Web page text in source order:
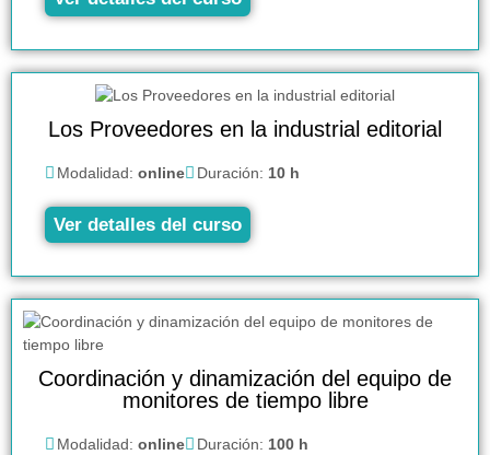
Los Proveedores en la industrial editorial
Modalidad: online Duración: 10 h
Ver detalles del curso
Coordinación y dinamización del equipo de
monitores de tiempo libre
Modalidad: online Duración: 100 h